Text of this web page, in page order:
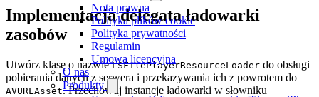
Nota prawna
Polityka plików cookie
Polityka prywatności
Regulamin
Umowa licencyjna
O nas
Produkty
Implementacja delegata ładowarki
zasobów
Utwórz klasę o nazwieLSFilePlayerResourceLoader do obsługi
pobierania danych z serwera i przekazywania ich z powrotem do
AVURLAsset. Przechowuj instancje ładowarki w słowniku